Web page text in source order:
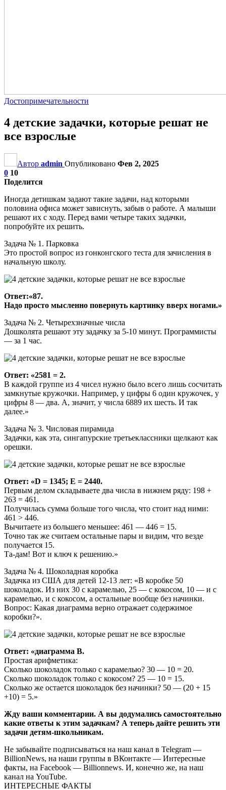
Достопримечательности
4 детские задачки, которые решат не
все взрослые
Автор admin Опубликовано Фев 2, 2025
0 10
Поделится
Иногда детишкам задают такие задачи, над которыми
половина офиса может зависнуть, забыв о работе. А малыши
решают их с ходу. Перед вами четыре таких задачки,
попробуйте их решить.
Задача № 1. Парковка
Это простой вопрос из гонконгского теста для зачисления в
начальную школу.
Ответ:«87.
Надо просто мысленно повернуть картинку вверх ногами.»
Задача № 2. Четырехзначные числа
Дошколята решают эту задачку за 5-10 минут. Программисты
— за 1 час.
Ответ: «2581 = 2.
В каждой группе из 4 чисел нужно было всего лишь сосчитать
замкнутые кружочки. Например, у цифры 6 один кружочек, у
цифры 8 — два. А, значит, у числа 6889 их шесть. И так
далее.»
Задача № 3. Числовая пирамида
Задачки, как эта, сингапурские третьеклассники щелкают как
орешки.
Ответ: «D = 1345; E = 2440.
Первым делом складываете два числа в нижнем ряду: 198 +
263 = 461.
Получилась сумма больше того числа, что стоит над ними:
461 > 446.
Вычитаете из большего меньшее: 461 — 446 = 15.
Точно так же считаем остальные пары и видим, что везде
получается 15.
Та-дам! Вот и ключ к решению.»
Задача № 4. Шоколадная коробка
Задачка из США для детей 12-13 лет: «В коробке 50
шоколадок. Из них 30 с карамелью, 25 — с кокосом, 10 — и с
карамелью, и с кокосом, а остальные вообще без начинки.
Вопрос: Какая диаграмма верно отражает содержимое
коробки?».
Ответ: «диаграмма B.
Простая арифметика:
Сколько шоколадок только с карамелью? 30 — 10 = 20.
Сколько шоколадок только с кокосом? 25 — 10 = 15.
Сколько же остается шоколадок без начинки? 50 — (20 + 15
+10) = 5.»
Жду ваши комментарии. А вы додумались самостоятельно
какие ответы к этим задачкам? А теперь дайте решить эти
задачи детям-школьникам.
Не забывайте подписываться на наш канал в Telegram —
BillionNews, на наши группы в ВКонтакте — Интересные
факты, на Facebook — Billionnews. И, конечно же, на наш
канал на YouTube.
ИНТЕРЕСНЫЕ ФАКТЫ